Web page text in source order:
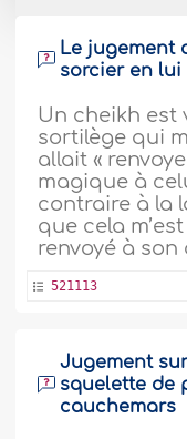
Le jugement
sorcier en
Un cheikh est
sortilège qui
allait «
magique à
contraire à la
que cela
renvoyé à son
521113
Jugement
squelette de
cauchemars